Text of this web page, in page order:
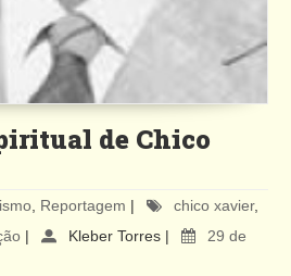
de Chico
Reportagem | chico xavier,
| Kleber Torres |
29 de